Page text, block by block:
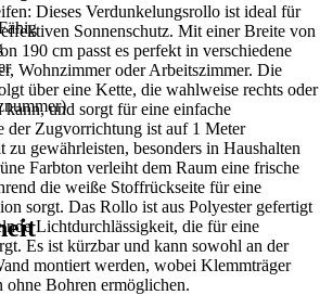
Dieses Verdunkelungsrollo ist ideal für
Sonnenschutz. Mit einer Breite von
190 cm passt es perfekt in verschiedene
Wohnzimmer oder Arbeitszimmer. Die
über eine Kette, die wahlweise rechts oder
und sorgt für eine einfache
der Zugvorrichtung ist auf 1 Meter
zu gewährleisten, besonders in Haushalten
Farbton verleiht dem Raum eine frische
die weiße Stoffrückseite für eine
sorgt. Das Rollo ist aus Polyester gefertigt
Lichtdurchlässigkeit, die für eine
Es ist kürzbar und kann sowohl an der
montiert werden, wobei Klemmträger
ohne Bohren ermöglichen.